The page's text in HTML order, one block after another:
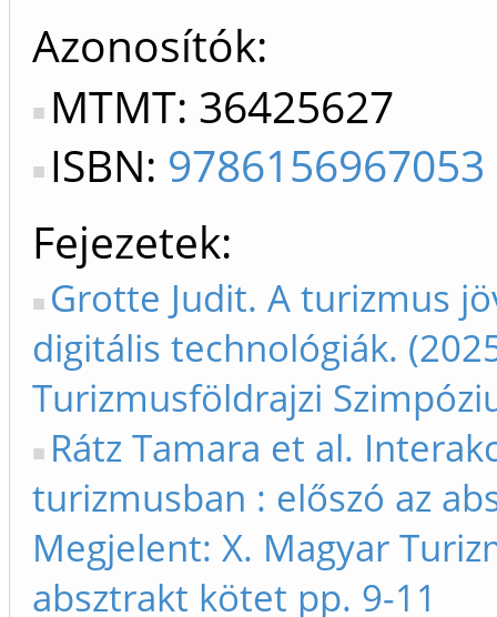
Azonosítók
MTMT: 36425627
ISBN: 9786156967053
Fejezetek
Grotte Judit. A turizmus
digitális technológiák.
Turizmusföldrajzi
Rátz Tamara et al.
turizmusban : előszó az
Megjelent: X. Magyar
absztrakt kötet pp. 9-11